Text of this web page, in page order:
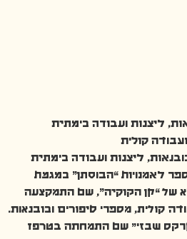
ליצנות ועבודה בימתית
קולית
ליצנות ועבודה בימתית
לאמנויות “הבוסתן” במגמת
של “קן הקוקיה”, שם התמקצעה
קולית, מספרי סיפורים ובובנאות.
שבזי״ שם התמחתה בטרפז